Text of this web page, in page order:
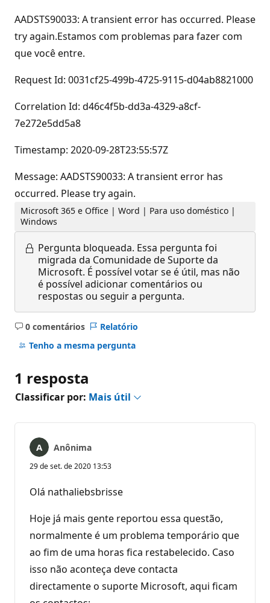
AADSTS90033: A transient error has occurred. Please
try again.Estamos com problemas para fazer com
que você entre.
Request Id: 0031cf25-499b-4725-9115-d04ab8821000
Correlation Id: d46c4f5b-dd3a-4329-a8cf-
7e272e5dd5a8
Timestamp: 2020-09-28T23:55:57Z
Message: AADSTS90033: A transient error has
occurred. Please try again.
Microsoft 365 e Office | Word | Para uso doméstico |
Windows
Pergunta bloqueada. Essa pergunta foi
migrada da Comunidade de Suporte da
Microsoft. É possível votar se é útil, mas não
é possível adicionar comentários ou
respostas ou seguir a pergunta.
0 comentários
Sem
comentários
Relatório
Tenho a mesma pergunta
1 resposta
Classificar por: Mais útil
Anônima
29 de set. de 2020 13:53
Olá nathaliebsbrisse
Hoje já mais gente reportou essa questão,
normalmente é um problema temporário que
ao fim de uma horas fica restabelecido. Caso
isso não aconteça deve contacta
directamente o suporte Microsoft, aqui ficam